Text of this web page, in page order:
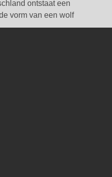
ontstaat een
vorm van een wolf